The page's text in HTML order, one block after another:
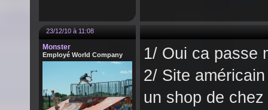
23/12/10 à 11:08
Monster
Employé World Company
1/ Oui ca passe
2/ Site
un shop de